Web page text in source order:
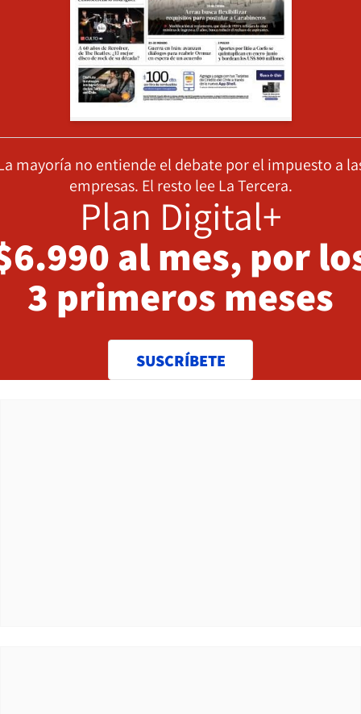
mayoría no entiende el debate por el impuesto a
empresas. El resto lee La Tercera.
Plan Digital+
al mes, por
3 primeros meses
SUSCRÍBETE